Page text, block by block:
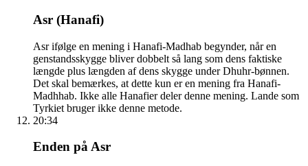
Asr (Hanafi)
Asr ifølge en mening i Hanafi-Madhab begynder, når en
genstandsskygge bliver dobbelt så lang som dens faktiske
længde plus længden af dens skygge under Dhuhr-bønnen.
Det skal bemærkes, at dette kun er en mening fra Hanafi-
Madhhab. Ikke alle Hanafier deler denne mening. Lande som
Tyrkiet bruger ikke denne metode.
20:34
Enden på Asr